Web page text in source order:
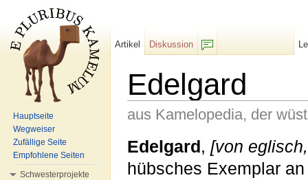
Edelgard
aus Kamelopedia, der
Edelgard, [von
hübsches Exemplar
Artikel
Diskussion
Hauptseite
Wegweiser
Zufällige Seite
Empfohlene Seiten
Schwesterprojekte